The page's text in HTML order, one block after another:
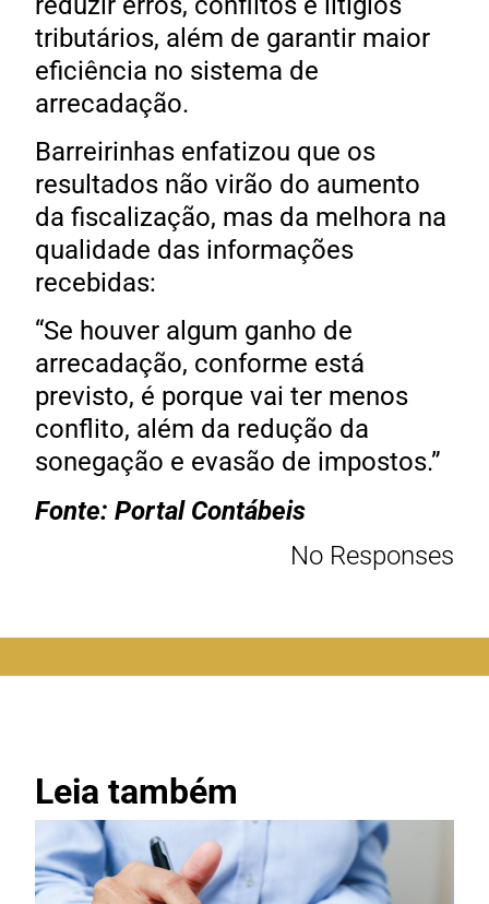
tributários, além de garantir maior
eficiência no sistema de
arrecadação.
Barreirinhas enfatizou que os
resultados não virão do aumento
da fiscalização, mas da melhora na
qualidade das informações
recebidas:
“Se houver algum ganho de
arrecadação, conforme está
previsto, é porque vai ter menos
conflito, além da redução da
sonegação e evasão de impostos.”
Fonte: Portal Contábeis
No Responses
Leia também